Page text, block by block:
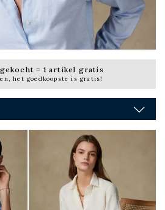
= 1 artikel gratis
het goedkoopste is gratis!